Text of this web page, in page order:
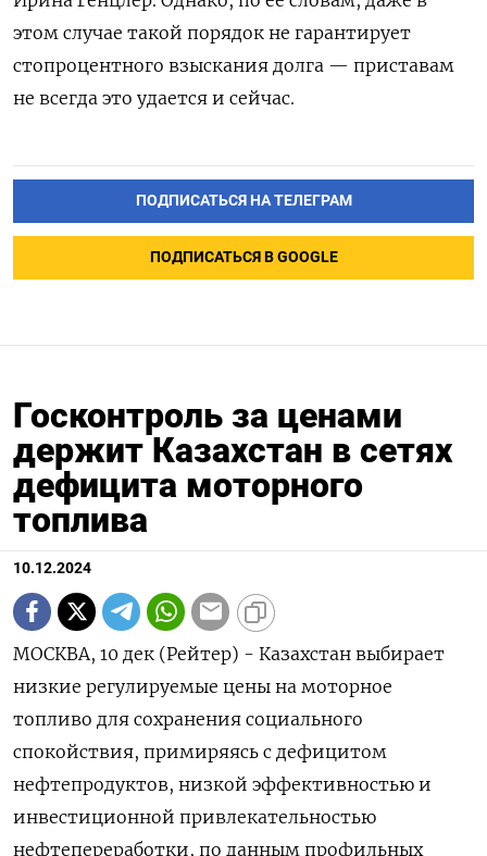
этом случае такой порядок не гарантирует
стопроцентного взыскания долга — приставам
не всегда это удается и сейчас.
ПОДПИСАТЬСЯ НА ТЕЛЕГРАМ
ПОДПИСАТЬСЯ В GOOGLE
Госконтроль за ценами
держит Казахстан в сетях
дефицита моторного
топлива
10.12.2024
МОСКВА, 10 дек (Рейтер) - Казахстан выбирает
низкие регулируемые цены на моторное
топливо для сохранения социального
спокойствия, примиряясь с дефицитом
нефтепродуктов, низкой эффективностью и
инвестиционной привлекательностью
нефтепереработки, по данным профильных